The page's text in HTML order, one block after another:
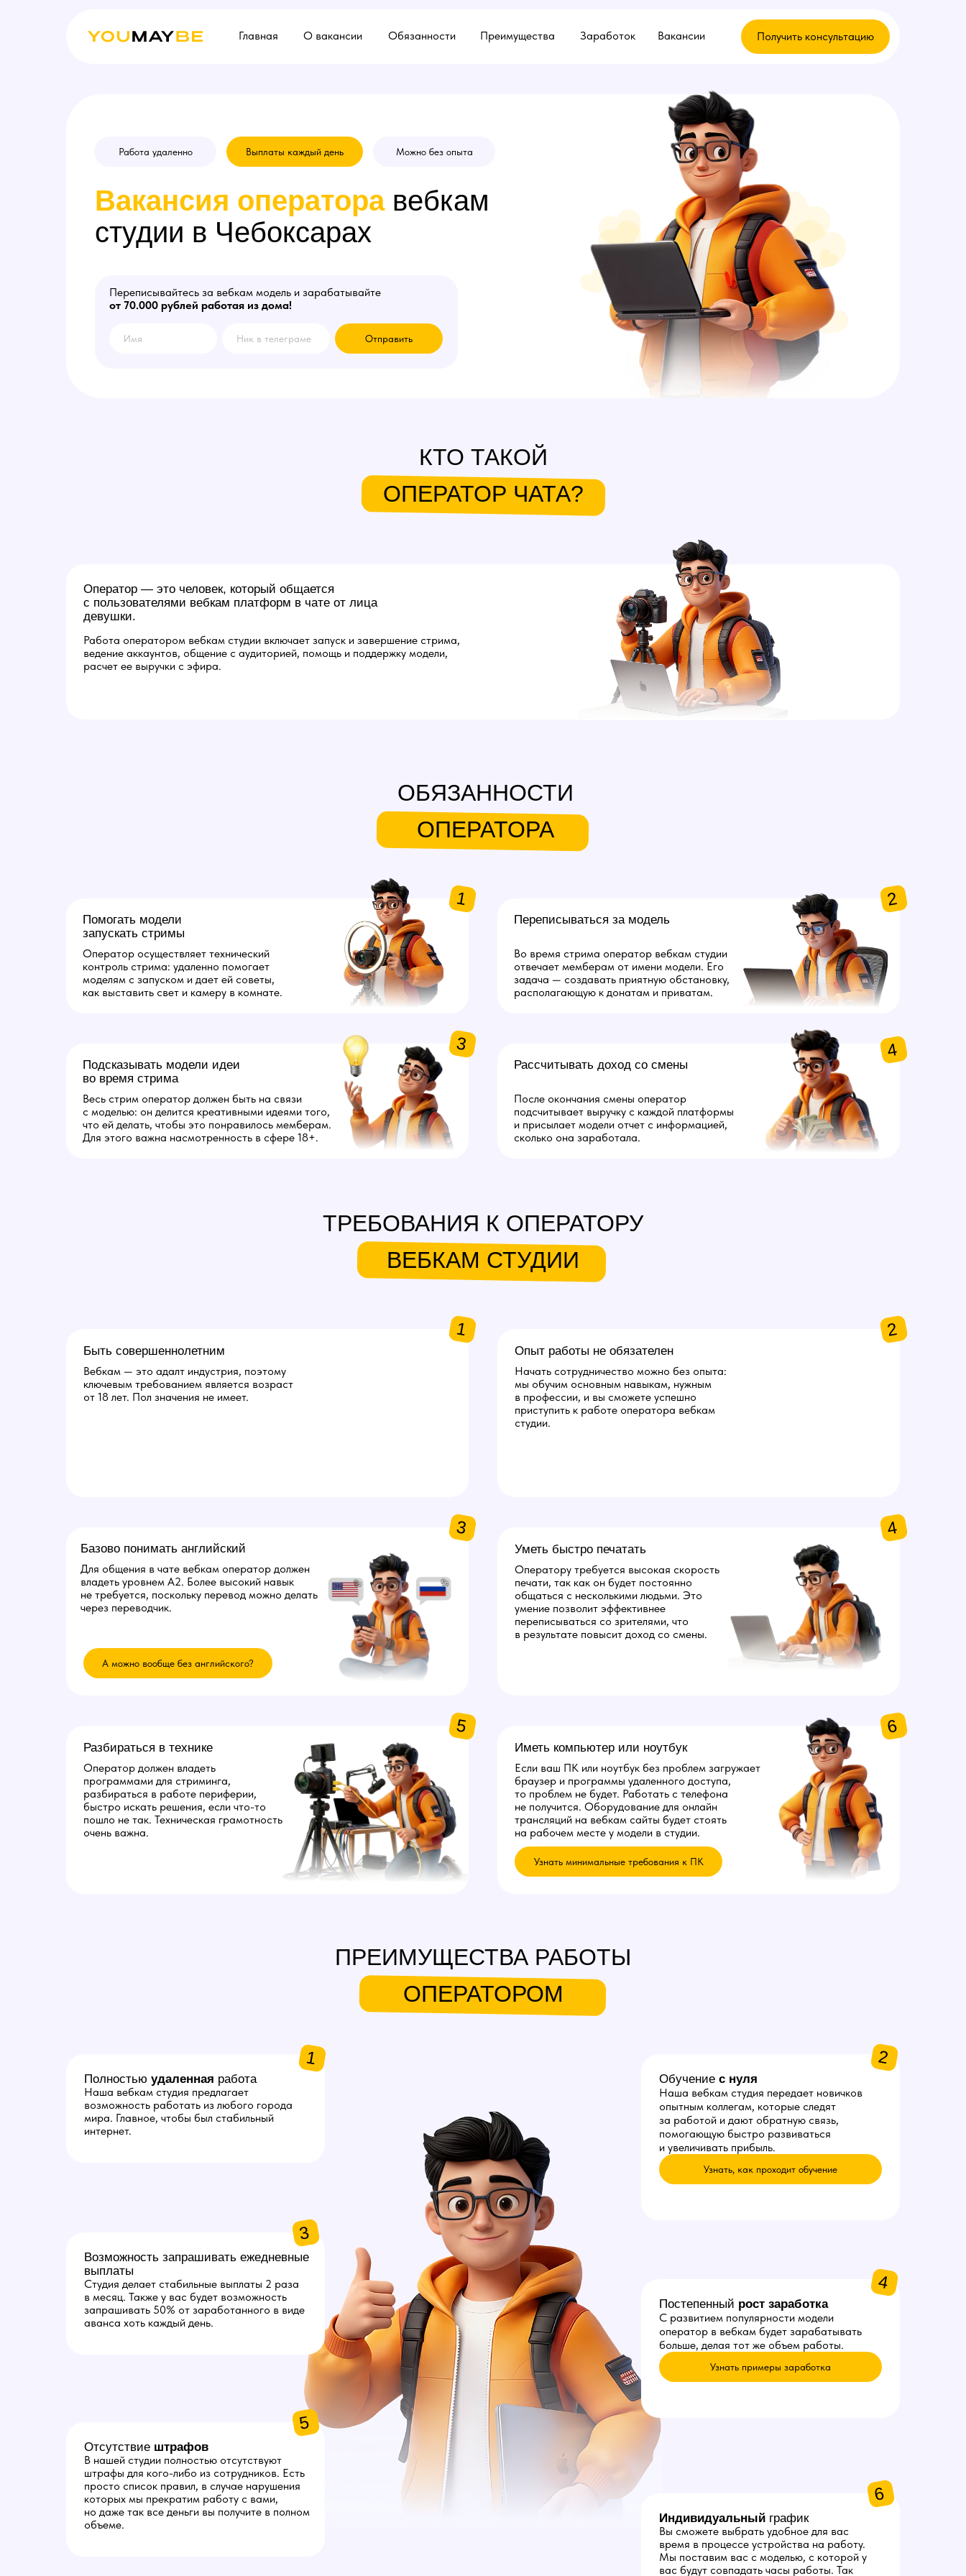
Получить консультацию
Вакансии
Заработок
Преимущества
Обязанности
О вакансии
Главная
Вакансия оператора вебкам
студии в Чебоксарах
Переписывайтесь за вебкам модель и зарабатывайте
от 70.000 рублей работая из дома!
Отправить
Работа удаленно Можно без опыта
Выплаты каждый день
КТО ТАКОЙ
ОПЕРАТОР ЧАТА?
Оператор — это человек, который общается
с пользователями вебкам платформ в чате от лица
девушки.
Работа оператором вебкам студии включает запуск и завершение стрима,
ведение аккаунтов, общение с аудиторией, помощь и поддержку модели,
расчет ее выручки с эфира.
ОБЯЗАННОСТИ
ОПЕРАТОРА
Помогать модели
запускать стримы
Оператор осуществляет технический
контроль стрима: удаленно помогает
моделям с запуском и дает ей советы,
как выставить свет и камеру в комнате.
1
Переписываться за модель
Во время стрима оператор вебкам студии
отвечает мемберам от имени модели. Его
задача — создавать приятную обстановку,
располагающую к донатам и приватам.
2
Подсказывать модели идеи
во время стрима
Весь стрим оператор должен быть на связи
с моделью: он делится креативными идеями того,
что ей делать, чтобы это понравилось мемберам.
Для этого важна насмотренность в сфере 18+.
3
Рассчитывать доход со смены
После окончания смены оператор
подсчитывает выручку с каждой платформы
и присылает модели отчет с информацией,
сколько она заработала.
4
ТРЕБОВАНИЯ К ОПЕРАТОРУ
ВЕБКАМ СТУДИИ
Быть совершеннолетним
Вебкам — это адалт индустрия, поэтому
ключевым требованием является возраст
от 18 лет. Пол значения не имеет.
1
Опыт работы не обязателен
Начать сотрудничество можно без опыта:
мы обучим основным навыкам, нужным
в профессии, и вы сможете успешно
приступить к работе оператора вебкам
студии.
2
Базово понимать английский
Для общения в чате вебкам оператор должен
владеть уровнем A2. Более высокий навык
не требуется, поскольку перевод можно делать
через переводчик.
3
Уметь быстро печатать
Оператору требуется высокая скорость
печати, так как он будет постоянно
общаться с несколькими людьми. Это
умение позволит эффективнее
переписываться со зрителями, что
в результате повысит доход со смены.
4
А можно вообще без английского?
Разбираться в технике
Оператор должен владеть
программами для стриминга,
разбираться в работе периферии,
быстро искать решения, если что-то
пошло не так. Техническая грамотность
очень важна.
5
Иметь компьютер или ноутбук
Если ваш ПК или ноутбук без проблем загружает
браузер и программы удаленного доступа,
то проблем не будет. Работать с телефона
не получится. Оборудование для онлайн
трансляций на вебкам сайты будет стоять
на рабочем месте у модели в студии.
6
Узнать минимальные требования к ПК
ПРЕИМУЩЕСТВА РАБОТЫ
ОПЕРАТОРОМ
Полностью удаленная работа
Наша вебкам студия предлагает
возможность работать из любого города
мира. Главное, чтобы был стабильный ​​
интернет.
1
Возможность запрашивать ежедневные
выплаты
Студия делает стабильные выплаты 2 раза
в месяц. Также у вас будет возможность
запрашивать 50% от заработанного в виде
аванса хоть каждый день.
3
Отсутствие штрафов
В нашей студии полностью отсутствуют
штрафы для кого-либо из сотрудников. Есть
просто список правил, в случае нарушения
которых мы прекратим работу с вами,
но даже так все деньги вы получите в полном
объеме.
5
Индивидуальный график
Вы сможете выбрать удобное для вас
время в процессе устройства на работу.
Мы поставим вас с моделью, с которой у
вас будут совпадать часы работы. Так
6
2
Обучение с нуля
Наша вебкам студия передает новичков
опытным коллегам, которые следят
за работой и дают обратную связь,
помогающую быстро развиваться
и увеличивать прибыль.
Узнать, как проходит обучение
4
Постепенный рост заработка
С развитием популярности модели
оператор в вебкам будет зарабатывать
больше, делая тот же объем работы.
Узнать примеры заработка